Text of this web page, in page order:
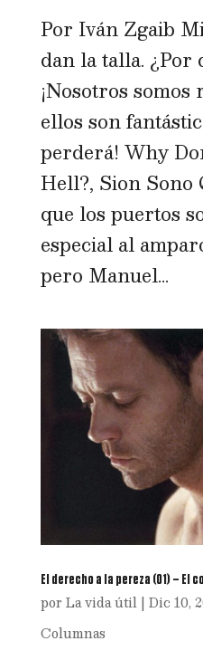
Por Iván Zgaib
dan la talla. ¿Por
¡Nosotros
ellos son
perderá! Why
Hell?, Sion Sono
que los puertos
especial al
pero Manuel...
El derecho a la pereza (01) – El
por La vida útil| Dic 10,
Columnas